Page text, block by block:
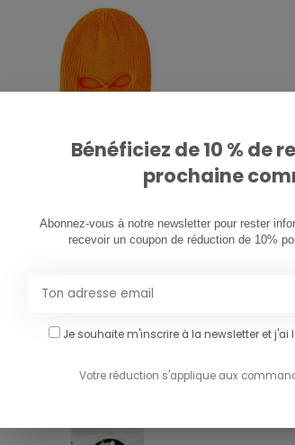
CRAB GRAB
GOON MASK - ORANGE
Bénéficiez de 10 % de
prochaine
Abonnez-vous à notre newsletter pour rester
recevoir un coupon de réduction de 10%
Je souhaite m'inscrire à la newsletter et j'ai
Votre réduction s'applique aux